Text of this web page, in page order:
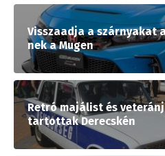
Visszaadja a szárnyakat
nek a Mugen
Retró majálist és
tartottak Derecskén